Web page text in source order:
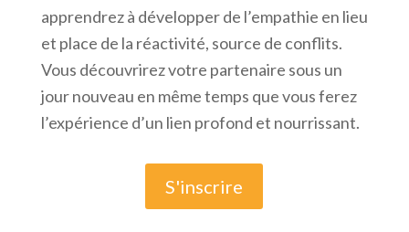
apprendrez à développer de l’empathie en lieu
et place de la réactivité, source de conflits.
Vous découvrirez votre partenaire sous un
jour nouveau en même temps que vous ferez
l’expérience d’un lien profond et nourrissant.
S'inscrire